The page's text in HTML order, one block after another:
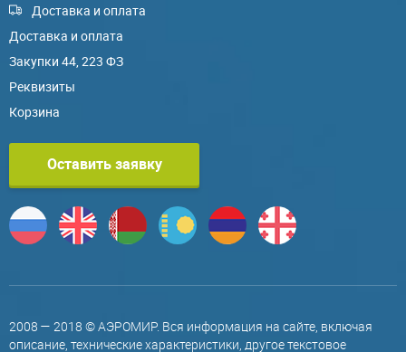
Доставка и оплата
Доставка и оплата
Закупки 44, 223 ФЗ
Реквизиты
Корзина
Оставить заявку
2008 — 2018 © АЭРОМИР. Вся информация на сайте, включая
описание, технические характеристики, другое текстовое